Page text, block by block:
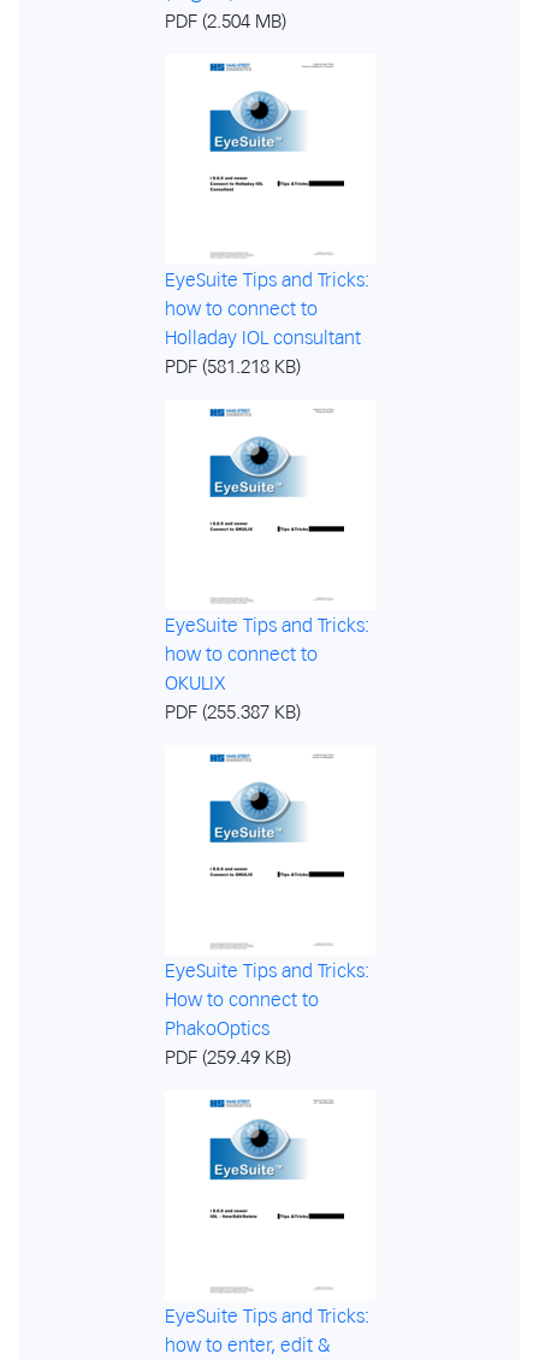
PDF (2.504 MB)
EyeSuite Tips and Tricks:
how to connect to
Holladay IOL consultant
PDF (581.218 KB)
EyeSuite Tips and Tricks:
how to connect to
OKULIX
PDF (255.387 KB)
EyeSuite Tips and Tricks:
How to connect to
PhakoOptics
PDF (259.49 KB)
EyeSuite Tips and Tricks:
how to enter, edit &